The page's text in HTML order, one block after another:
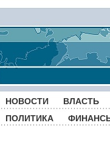
НОВОСТИ
ВЛАСТЬ
ПОЛИТИКА